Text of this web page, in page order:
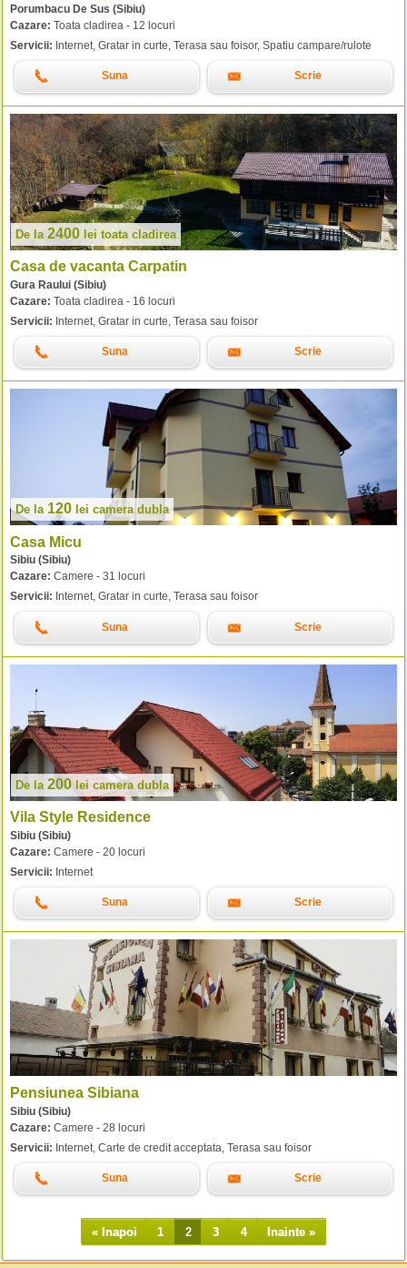
Porumbacu De Sus (Sibiu)
Cazare: Toata cladirea - 12 locuri
Servicii: Internet, Gratar in curte, Terasa sau foisor, Spatiu campare/rulote
Suna Scrie
De la 2400 lei toata cladirea
Casa de vacanta Carpatin
Gura Raului (Sibiu)
Cazare: Toata cladirea - 16 locuri
Servicii: Internet, Gratar in curte, Terasa sau foisor
Suna Scrie
De la 120 lei camera dubla
Casa Micu
Sibiu (Sibiu)
Cazare: Camere - 31 locuri
Servicii: Internet, Gratar in curte, Terasa sau foisor
Suna Scrie
De la 200 lei camera dubla
Vila Style Residence
Sibiu (Sibiu)
Cazare: Camere - 20 locuri
Servicii: Internet
Suna Scrie
Pensiunea Sibiana
Sibiu (Sibiu)
Cazare: Camere - 28 locuri
Servicii: Internet, Carte de credit acceptata, Terasa sau foisor
Suna Scrie
« Inapoi 1 2 3 4 Inainte »